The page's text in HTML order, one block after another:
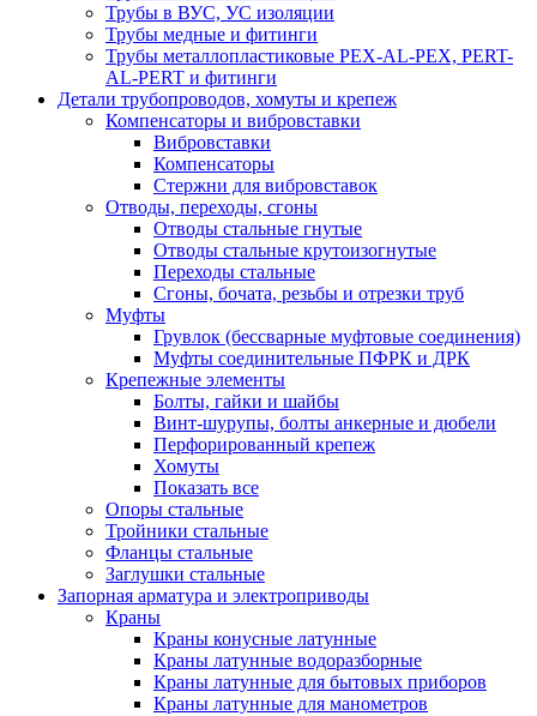
Трубы в ВУС, УС изоляции
Трубы медные и фитинги
Трубы металлопластиковые PEX-AL-PEX, PERT-
AL-PERT и фитинги
Детали трубопроводов, хомуты и крепеж
Компенсаторы и вибровставки
Вибровставки
Компенсаторы
Стержни для вибровставок
Отводы, переходы, сгоны
Отводы стальные гнутые
Отводы стальные крутоизогнутые
Переходы стальные
Сгоны, бочата, резьбы и отрезки труб
Муфты
Грувлок (бессварные муфтовые соединения)
Муфты соединительные ПФРК и ДРК
Крепежные элементы
Болты, гайки и шайбы
Винт-шурупы, болты анкерные и дюбели
Перфорированный крепеж
Хомуты
Показать все
Опоры стальные
Тройники стальные
Фланцы стальные
Заглушки стальные
Запорная арматура и электроприводы
Краны
Краны конусные латунные
Краны латунные водоразборные
Краны латунные для бытовых приборов
Краны латунные для манометров